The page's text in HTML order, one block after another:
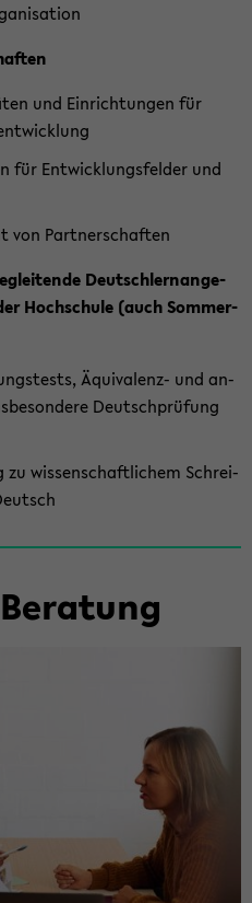
und Ein­rich­tun­gen für
für Ent­wick­lungs­fel­der und
von Part­ner­schaf­ten
Deutsch­lern­an­ge­
Hoch­schu­le (auch Som­mer­
Äquivalenz-​ und an­
Deutsch­prü­fung
zu wis­sen­schaft­li­chem Schrei­